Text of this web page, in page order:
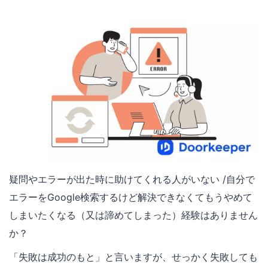
疑問やエラーが出た時に助けてくれる人がいない /自分で
エラーをGoogle検索するけど解決できなくてもうやめて
しまいたくなる（又は諦めてしまった）経験はありません
か？
「失敗は成功のもと」と言いますが、せっかく失敗しても